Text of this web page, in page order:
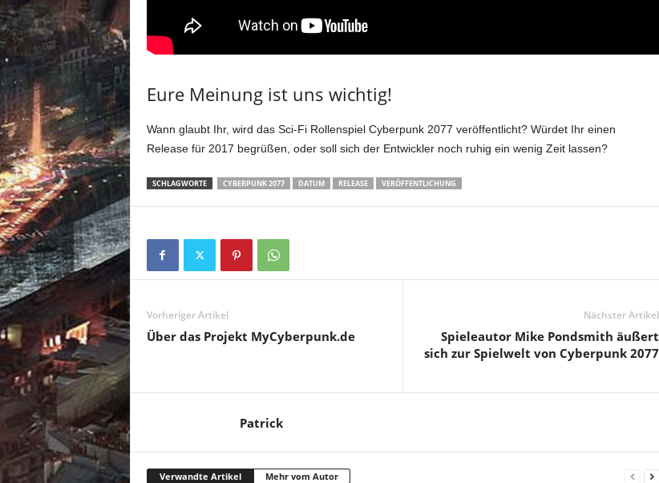
Eure Meinung ist uns wichtig!
Wann glaubt Ihr, wird das Sci-Fi Rollenspiel Cyberpunk 2077 veröffentlicht? Würdet Ihr einen
Release für 2017 begrüßen, oder soll sich der Entwickler noch ruhig ein wenig Zeit lassen?
SCHLAGWORTE CYBERPUNK 2077 DATUM RELEASE VERÖFFENTLICHUNG
Vorheriger Artikel
Über das Projekt MyCyberpunk.de
Nächster Artikel
Spieleautor Mike Pondsmith äußert
sich zur Spielwelt von Cyberpunk 2077
Patrick
Verwandte Artikel Mehr vom Autor